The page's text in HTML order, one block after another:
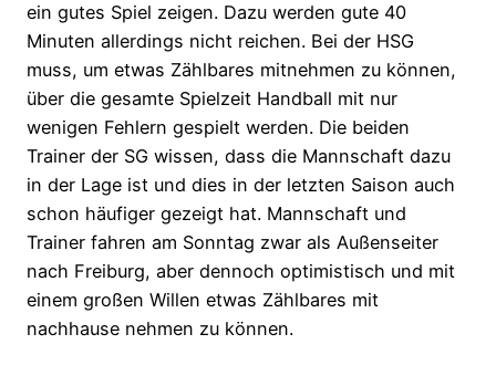
ein gutes Spiel zeigen. Dazu werden gute 40
Minuten allerdings nicht reichen. Bei der HSG
muss, um etwas Zählbares mitnehmen zu können,
über die gesamte Spielzeit Handball mit nur
wenigen Fehlern gespielt werden. Die beiden
Trainer der SG wissen, dass die Mannschaft dazu
in der Lage ist und dies in der letzten Saison auch
schon häufiger gezeigt hat. Mannschaft und
Trainer fahren am Sonntag zwar als Außenseiter
nach Freiburg, aber dennoch optimistisch und mit
einem großen Willen etwas Zählbares mit
nachhause nehmen zu können.